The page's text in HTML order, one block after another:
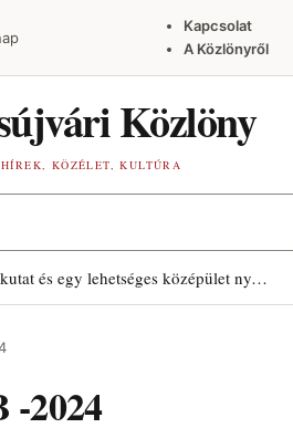
Kapcsolat
A Közlönyről
Közlöny
KÖZÉLET, KULTÚRA
Római kori kutat és egy lehetséges középület nyomait találták Szamosújváron
-2024